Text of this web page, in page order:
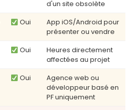
d'un site obsolète
Oui
App iOS/Android pour
présenter ou vendre
Oui
Heures directement
affectées au projet
Oui
Agence web ou
développeur basé en
PF uniquement